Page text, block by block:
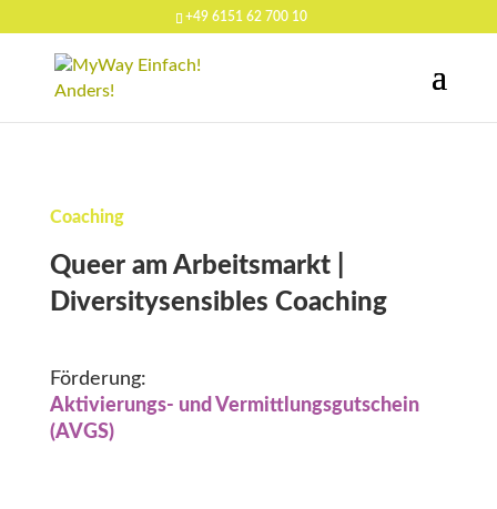
+49 6151 62 700 10
Coaching
Queer am Arbeitsmarkt |
Diversitysensibles Coaching
Förderung:
Aktivierungs- und Vermittlungsgutschein
(AVGS)